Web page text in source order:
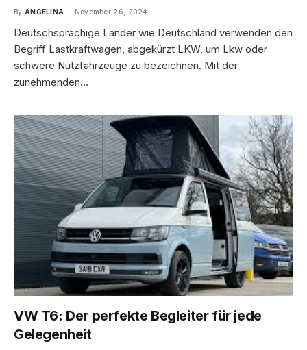
By ANGELINA November 26, 2024
Deutschsprachige Länder wie Deutschland verwenden den
Begriff Lastkraftwagen, abgekürzt LKW, um Lkw oder
schwere Nutzfahrzeuge zu bezeichnen. Mit der
zunehmenden…
VW T6: Der perfekte Begleiter für jede
Gelegenheit